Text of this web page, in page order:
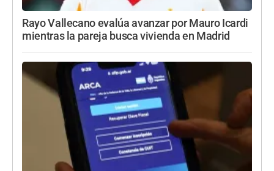
Rayo Vallecano evalúa avanzar por Mauro Icardi
mientras la pareja busca vivienda en Madrid